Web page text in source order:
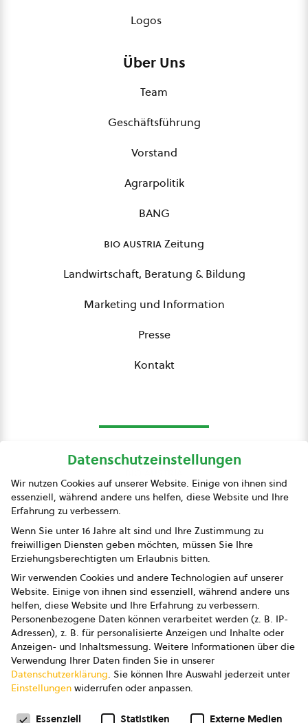
Logos
Über Uns
Team
Geschäftsführung
Vorstand
Agrarpolitik
BANG
bio austriaZeitung
Landwirtschaft, Beratung & Bildung
Marketing und Information
Presse
Kontakt
Presse
Impressum
Datenschutz
AGB
AGB Marketing GmbH
AGB Bildung
Newsletter
Datenschutzeinstellungen
Wir nutzen Cookies auf unserer Website. Einige von ihnen sind
essenziell, während andere uns helfen, diese Website und Ihre
Erfahrung zu verbessern.
Wenn Sie unter 16 Jahre alt sind und Ihre Zustimmung zu
freiwilligen Diensten geben möchten, müssen Sie Ihre
Erziehungsberechtigten um Erlaubnis bitten.
Wir verwenden Cookies und andere Technologien auf unserer
Website. Einige von ihnen sind essenziell, während andere uns
helfen, diese Website und Ihre Erfahrung zu verbessern.
Personenbezogene Daten können verarbeitet werden (z. B. IP-
Adressen), z. B. für personalisierte Anzeigen und Inhalte oder
Anzeigen- und Inhaltsmessung. Weitere Informationen über die
Verwendung Ihrer Daten finden Sie in unserer
Datenschutzerklärung. Sie können Ihre Auswahl jederzeit unter
Einstellungen widerrufen oder anpassen.
Datenschutzeinstellungen
Essenziell Statistiken Externe Medien